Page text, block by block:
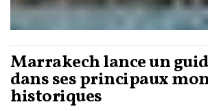
Marrakech lance un
dans ses principaux
historiques